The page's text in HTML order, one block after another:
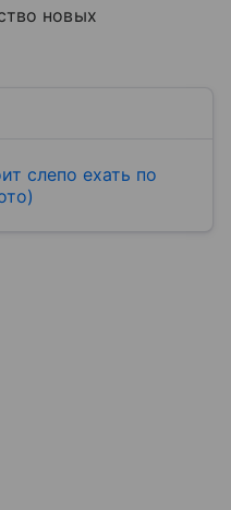
новых
слепо ехать по